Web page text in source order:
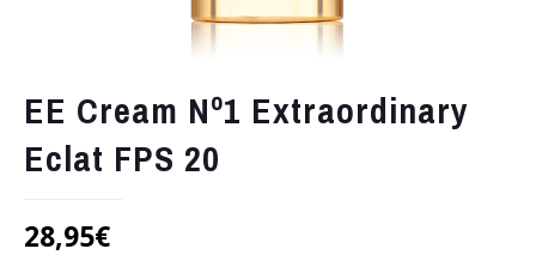
EE Cream Nº1 Extraordinary
Eclat FPS 20
28,95€